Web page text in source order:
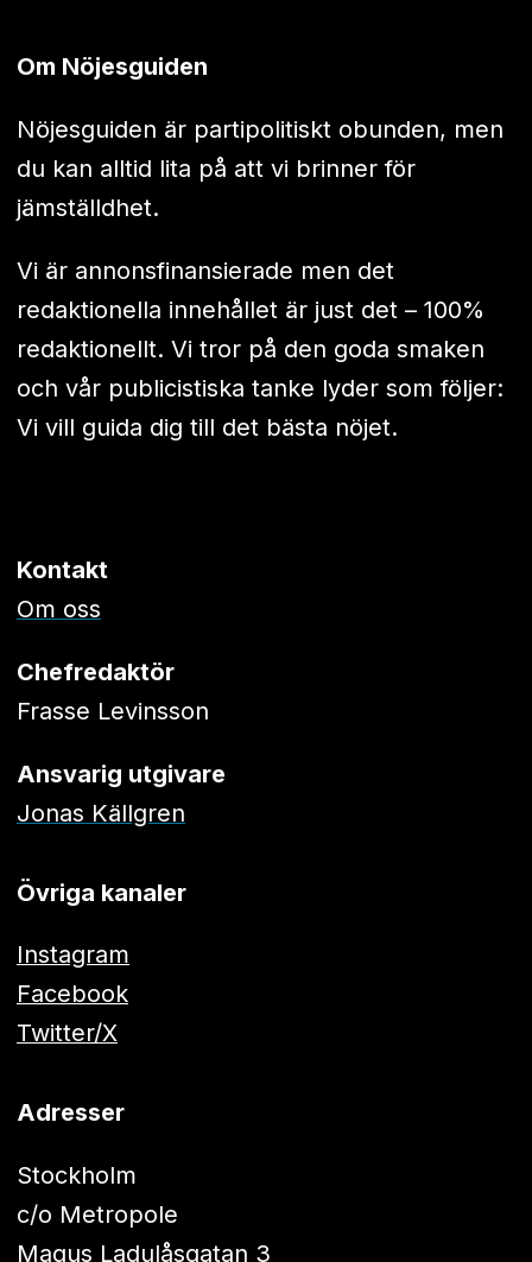
Om Nöjesguiden
Nöjesguiden är partipolitiskt obunden, men
du kan alltid lita på att vi brinner för
jämställdhet.
Vi är annonsfinansierade men det
redaktionella innehållet är just det – 100%
redaktionellt. Vi tror på den goda smaken
och vår publicistiska tanke lyder som följer:
Vi vill guida dig till det bästa nöjet.
Kontakt
Om oss
Chefredaktör
Frasse Levinsson
Ansvarig utgivare
Jonas Källgren
Övriga kanaler
Instagram
Facebook
Twitter/X
Adresser
Stockholm
c/o Metropole
Magus Ladulåsgatan 3